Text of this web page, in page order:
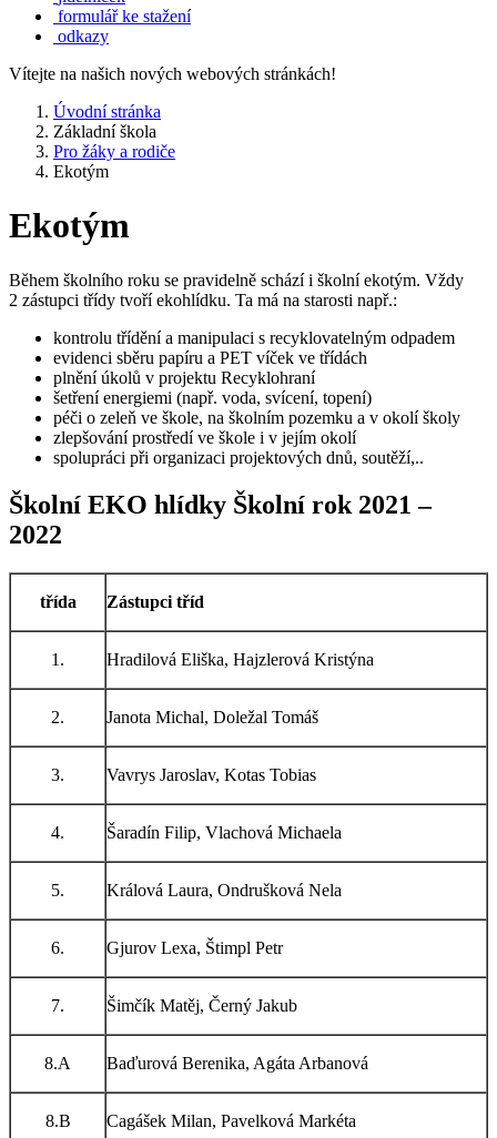
formulář ke stažení
odkazy
Vítejte na našich nových webových stránkách!
Úvodní stránka
Základní škola
Pro žáky a rodiče
Ekotým
Ekotým
Během školního roku se pravidelně schází i školní ekotým. Vždy
2 zástupci třídy tvoří ekohlídku. Ta má na starosti např.:
kontrolu třídění a manipulaci s recyklovatelným odpadem
evidenci sběru papíru a PET víček ve třídách
plnění úkolů v projektu Recyklohraní
šetření energiemi (např. voda, svícení, topení)
péči o zeleň ve škole, na školním pozemku a v okolí školy
zlepšování prostředí ve škole i v jejím okolí
spolupráci při organizaci projektových dnů, soutěží,..
Školní EKO hlídky Školní rok 2021 –
2022
třída Zástupci tříd
1. Hradilová Eliška, Hajzlerová Kristýna
2. Janota Michal, Doležal Tomáš
3. Vavrys Jaroslav, Kotas Tobias
4. Šaradín Filip, Vlachová Michaela
5. Králová Laura, Ondrušková Nela
6. Gjurov Lexa, Štimpl Petr
7. Šimčík Matěj, Černý Jakub
8.A Baďurová Berenika, Agáta Arbanová
8.B Cagášek Milan, Pavelková Markéta